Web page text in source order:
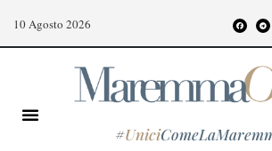
10 Agosto 2026
#Unici